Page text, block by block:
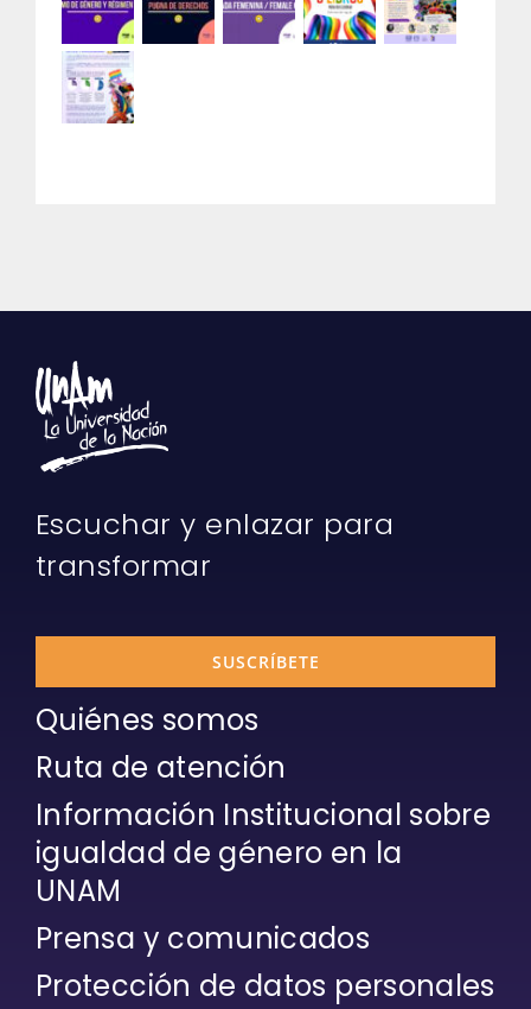
Escuchar y enlazar para
transformar
SUSCRÍBETE
Quiénes somos
Ruta de atención
Información Institucional sobre
igualdad de género en la
UNAM
Prensa y comunicados
Protección de datos personales